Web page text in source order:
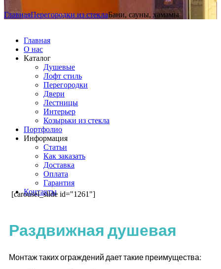
ГлавнаяПерегородки из стеклаБани, сауны, хамамы
Главная
О нас
Каталог
Душевые
Лофт стиль
Перегородки
Двери
Лестницы
Интерьер
Козырьки из стекла
Портфолио
Информация
Статьи
Как заказать
Доставка
Оплата
Гарантия
Контакты
[carousel_slide id="1261"]
Раздвижная душевая
Монтаж таких ограждений дает такие преимущества: